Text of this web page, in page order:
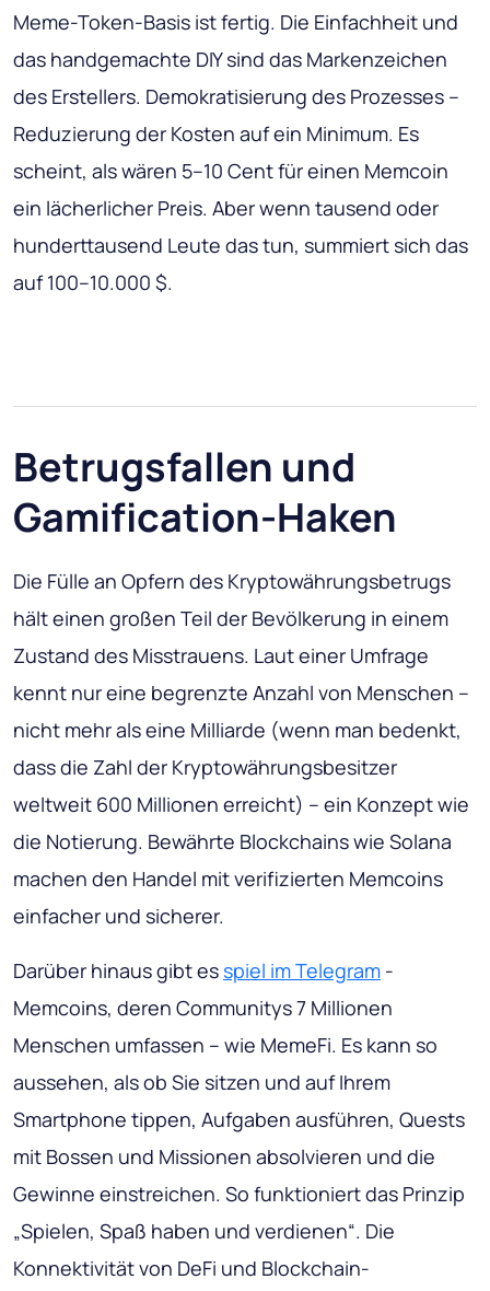
Meme-Token-Basis ist fertig. Die Einfachheit und
das handgemachte DIY sind das Markenzeichen
des Erstellers. Demokratisierung des Prozesses –
Reduzierung der Kosten auf ein Minimum. Es
scheint, als wären 5–10 Cent für einen Memcoin
ein lächerlicher Preis. Aber wenn tausend oder
hunderttausend Leute das tun, summiert sich das
auf 100–10.000 $.
Betrugsfallen und
Gamification-Haken
Die Fülle an Opfern des Kryptowährungsbetrugs
hält einen großen Teil der Bevölkerung in einem
Zustand des Misstrauens. Laut einer Umfrage
kennt nur eine begrenzte Anzahl von Menschen –
nicht mehr als eine Milliarde (wenn man bedenkt,
dass die Zahl der Kryptowährungsbesitzer
weltweit 600 Millionen erreicht) – ein Konzept wie
die Notierung. Bewährte Blockchains wie Solana
machen den Handel mit verifizierten Memcoins
einfacher und sicherer.
Darüber hinaus gibt esspiel im Telegram -
Memcoins, deren Communitys 7 Millionen
Menschen umfassen – wie MemeFi. Es kann so
aussehen, als ob Sie sitzen und auf Ihrem
Smartphone tippen, Aufgaben ausführen, Quests
mit Bossen und Missionen absolvieren und die
Gewinne einstreichen. So funktioniert das Prinzip
„Spielen, Spaß haben und verdienen“. Die
Konnektivität von DeFi und Blockchain-